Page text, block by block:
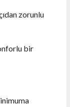
zorunlu
bir